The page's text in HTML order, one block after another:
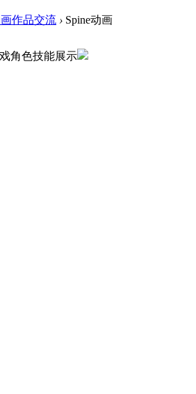
作品交流 › Spine动画
角色技能展示